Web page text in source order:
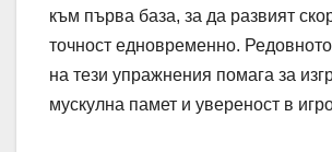
към първа база, за да развият
точност едновременно.
на тези упражнения помага за
мускулна памет и увереност в